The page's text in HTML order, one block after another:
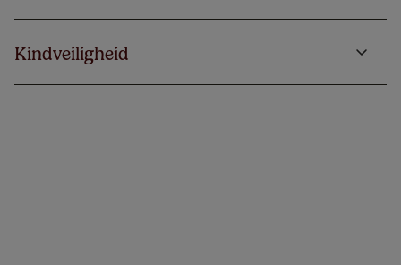
Kindveiligheid